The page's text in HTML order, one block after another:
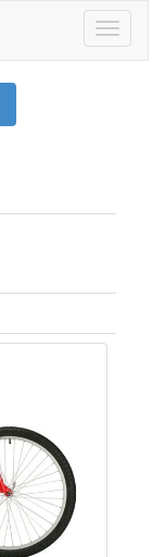
Toggle